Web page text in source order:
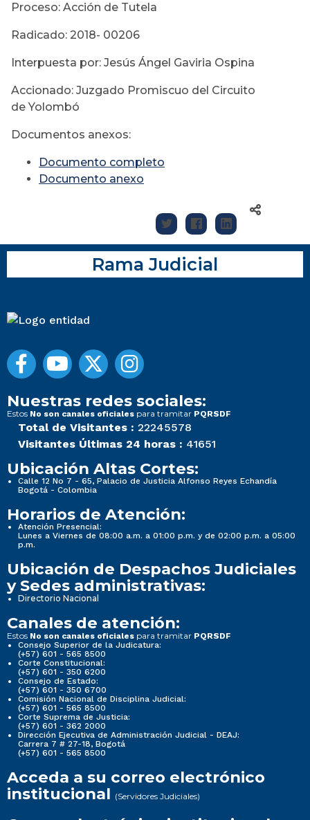
Proceso: Acción de Tutela
Radicado: 2018- 00206
Interpuesta por: Jesús Ángel Gaviria Ospina
Accionado: Juzgado Promiscuo del Circuito
de Yolombó
Documentos anexos:
Documento completo
Documento anexo
Rama Judicial
Nuestras redes sociales:
Estos No son canales oficiales para tramitar PQRSDF
Total de Visitantes : 22245578
Visitantes Últimas 24 horas : 41651
Ubicación Altas Cortes:
Calle 12 No 7 - 65, Palacio de Justicia Alfonso Reyes Echandía
Bogotá - Colombia
Horarios de Atención:
Atención Presencial:
Lunes a Viernes de 08:00 a.m. a 01:00 p.m. y de 02:00 p.m. a 05:00
p.m.
Ubicación de Despachos Judiciales
y Sedes administrativas:
Directorio Nacional
Canales de atención:
Estos No son canales oficiales para tramitar PQRSDF
Consejo Superior de la Judicatura:
(+57) 601 - 565 8500
Corte Constitucional:
(+57) 601 - 350 6200
Consejo de Estado:
(+57) 601 - 350 6700
Comisión Nacional de Disciplina Judicial:
(+57) 601 - 565 8500
Corte Suprema de Justicia:
(+57) 601 - 362 2000
Dirección Ejecutiva de Administración Judicial - DEAJ:
Carrera 7 # 27-18, Bogotá
(+57) 601 - 565 8500
Acceda a su correo electrónico
institucional (Servidores Judiciales)